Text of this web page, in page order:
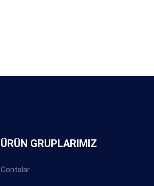
ÜRÜN GRUPLARIMIZ
Contalar